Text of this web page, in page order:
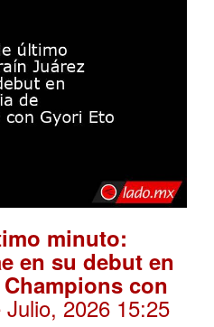
minuto:
en su debut en
con
Julio, 2026 15:25